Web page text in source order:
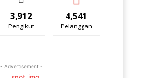
3,912
Pengikut
4,541
Pelanggan
- Advertisement -